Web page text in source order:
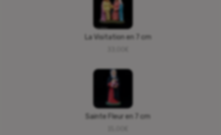
La Visitation en 7 cm
Sainte Fleur en 7 cm